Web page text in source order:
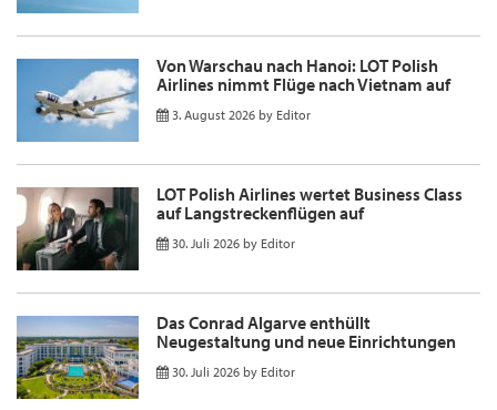
Von Warschau nach Hanoi: LOT Polish
Airlines nimmt Flüge nach Vietnam auf
3. August 2026 by Editor
LOT Polish Airlines wertet Business Class
auf Langstreckenflügen auf
30. Juli 2026 by Editor
Das Conrad Algarve enthüllt
Neugestaltung und neue Einrichtungen
30. Juli 2026 by Editor